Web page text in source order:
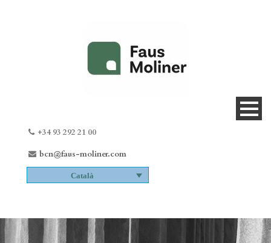
+34 93 292 21 00
bcn@faus-moliner.com
Català